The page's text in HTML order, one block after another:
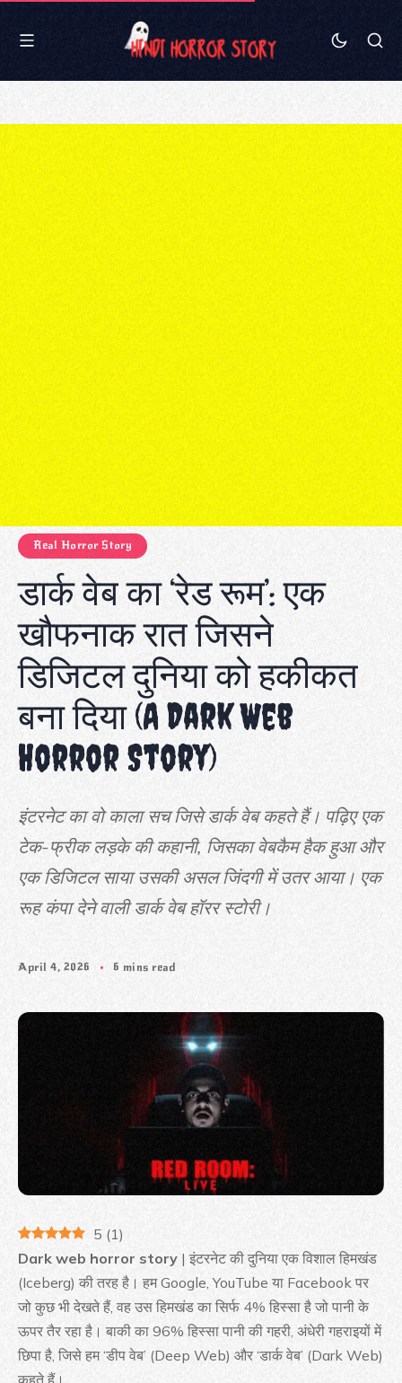
Real Horror Story
डार्क वेब का ‘रेड रूम’: एक
खौफनाक रात जिसने
डिजिटल दुनिया को हकीकत
बना दिया (A Dark Web
Horror Story)
इंटरनेट का वो काला सच जिसे डार्क वेब कहते हैं। पढ़िए एक
टेक-फ्रीक लड़के की कहानी, जिसका वेबकैम हैक हुआ और
एक डिजिटल साया उसकी असल जिंदगी में उतर आया। एक
रूह कंपा देने वाली डार्क वेब हॉरर स्टोरी।
April 4, 2026 6 mins read
5 (1)
Dark web horror story | इंटरनेट की दुनिया एक विशाल हिमखंड
(Iceberg) की तरह है। हम Google, YouTube या Facebook पर
जो कुछ भी देखते हैं, वह उस हिमखंड का सिर्फ 4% हिस्सा है जो पानी के
ऊपर तैर रहा है। बाकी का 96% हिस्सा पानी की गहरी, अंधेरी गहराइयों में
छिपा है, जिसे हम ‘डीप वेब’ (Deep Web) और ‘डार्क वेब’ (Dark Web)
कहते हैं।